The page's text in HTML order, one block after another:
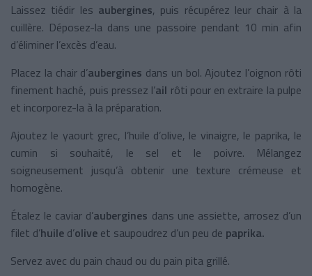
Laissez tiédir les aubergines, puis récupérez leur chair à la
cuillère. Déposez-la dans une passoire pendant 10 min afin
d’éliminer l’excès d’eau.
Placez la chair d’aubergines dans un bol. Ajoutez l’oignon rôti
finement haché, puis pressez l’ail rôti pour en extraire la pulpe
et incorporez-la à la préparation.
Ajoutez le yaourt grec, l’huile d’olive, le vinaigre, le paprika, le
cumin si souhaité, le sel et le poivre. Mélangez
soigneusement jusqu’à obtenir une texture crémeuse et
homogène.
Étalez le caviar d’aubergines dans une assiette, arrosez d’un
filet d’huile d’olive et saupoudrez d’un peu de paprika.
Servez avec du pain chaud ou du pain pita grillé.